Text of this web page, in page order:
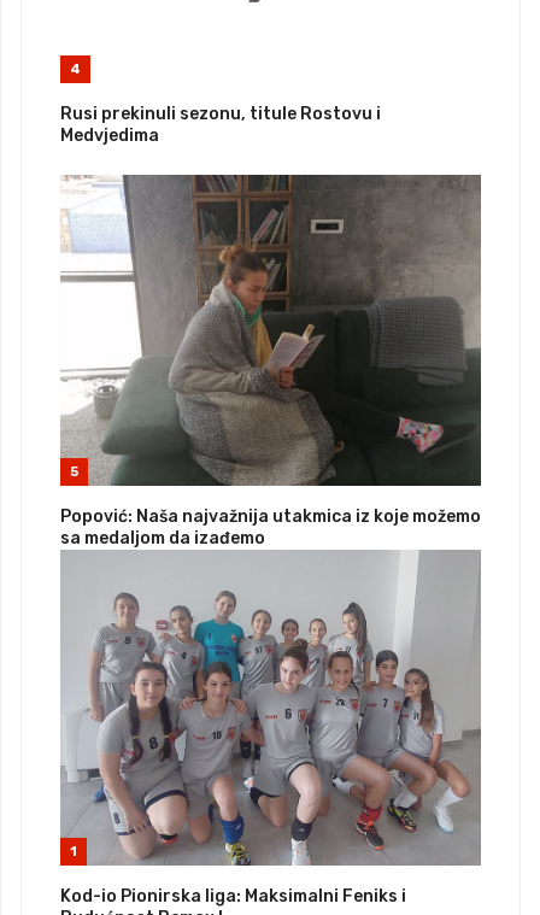
4
Rusi prekinuli sezonu, titule Rostovu i
Medvjedima
5
Popović: Naša najvažnija utakmica iz koje možemo
sa medaljom da izađemo
1
Kod-io Pionirska liga: Maksimalni Feniks i